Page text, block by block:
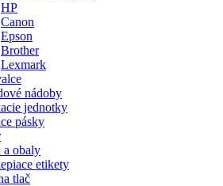
HP
Canon
Epson
Brother
Lexmark
nádoby
jednotky
pásky
a obaly
etikety
tlač